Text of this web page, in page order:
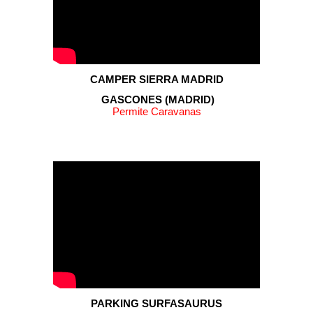
CAMPER SIERRA MADRID
GASCONES (MADRID)
Permite Caravanas
PARKING SURFASAURUS